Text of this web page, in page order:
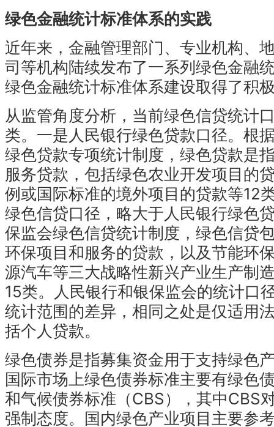
绿色金融统计标准体系的实践
近年来，金融管理部门、专业机构、
司等机构陆续发布了一系列绿色金融
绿色金融统计标准体系建设取得了积
从监管角度分析，当前绿色信贷统计
类。一是人民银行绿色贷款口径。根
绿色贷款专项统计制度，绿色贷款是
服务贷款，包括绿色农业开发项目的
例或国际标准的境外项目的贷款等12
绿色信贷口径，略大于人民银行绿色
保监会绿色信贷统计制度，绿色信贷
环保项目和服务的贷款，以及节能环
源汽车等三大战略性新兴产业生产制
15类。人民银行和银保监会的统计口
统计范围的差异，相同之处是仅适用
括个人贷款。
绿色债券是指募集资金用于支持绿色
国际市场上绿色债券标准主要有绿色
和气候债券标准（CBS），其中CBS
强制态度。国内绿色产业项目主要参